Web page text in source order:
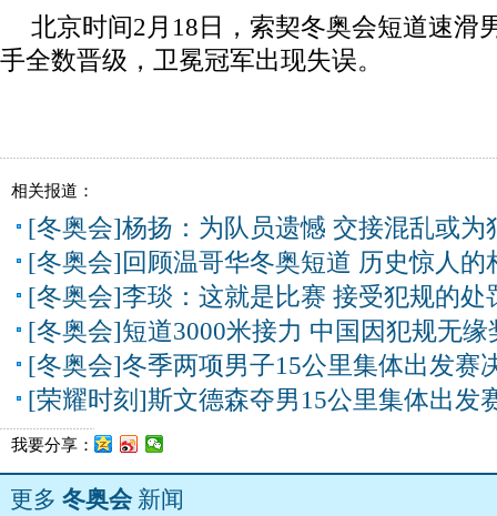
北京时间2月18日，索契冬奥会短道速滑
手全数晋级，卫冕冠军出现失误。
相关报道：
[冬奥会]杨扬：为队员遗憾 交接混乱或为
[冬奥会]回顾温哥华冬奥短道 历史惊人的
[冬奥会]李琰：这就是比赛 接受犯规的处
[冬奥会]短道3000米接力 中国因犯规无缘
[冬奥会]冬季两项男子15公里集体出发赛
[荣耀时刻]斯文德森夺男15公里集体出发
我要分享：
更多 冬奥会新闻